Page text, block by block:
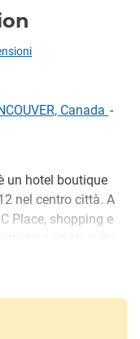
Canada -
un hotel boutique
nel centro città. A
Place, shopping e
possono
concierge, WIFI
e 3 ore di bicicletta